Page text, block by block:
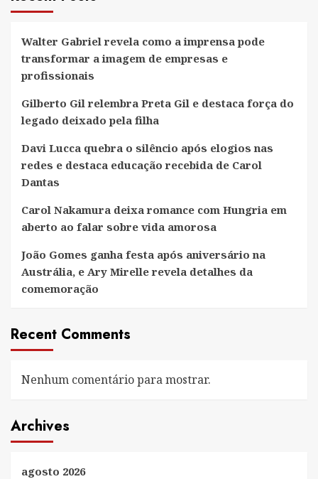
técnicas
alta
tecnologia
Walter Gabriel revela como a imprensa pode
transformar a imagem de empresas e
profissionais
Gilberto Gil relembra Preta Gil e destaca força do
legado deixado pela filha
Davi Lucca quebra o silêncio após elogios nas
redes e destaca educação recebida de Carol
Dantas
Carol Nakamura deixa romance com Hungria em
aberto ao falar sobre vida amorosa
João Gomes ganha festa após aniversário na
Austrália, e Ary Mirelle revela detalhes da
comemoração
Recent Comments
Nenhum comentário para mostrar.
Archives
agosto 2026